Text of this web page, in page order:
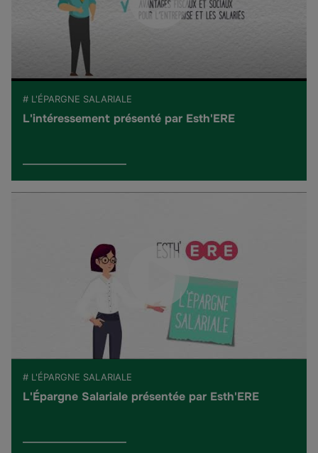
# L'ÉPARGNE SALARIALE
L'intéressement présenté par Esth'ERE
# L'ÉPARGNE SALARIALE
L'Épargne Salariale présentée par Esth'ERE